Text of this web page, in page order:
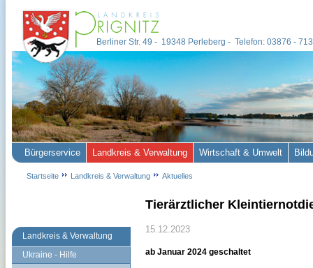
Landkreis & Verwaltung
Ukraine - Hilfe
Tierärztlicher
15.12.2023
ab Januar 2024 geschaltet
Berliner Str. 49 - 19348 Perleberg - Telefon: 03876 -
Bürgerservice Landkreis & Verwaltung Wirtschaft & Umwelt
Startseite Landkreis & Verwaltung Aktuelles